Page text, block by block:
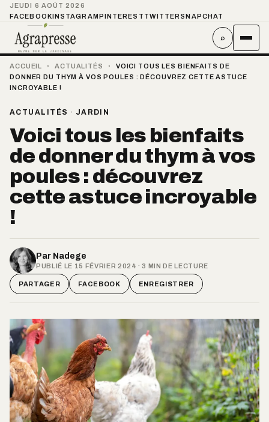
JEUDI 6 AOÛT 2026
FACEBOOKINSTAGRAMPINTEREST TWITTER SNAPCHAT
⌕
ACCUEIL › ACTUALITÉS ›
VOICI TOUS LES BIENFAITS DE
DONNER DU THYM À VOS POULES : DÉCOUVREZ CETTE ASTUCE
INCROYABLE !
ACTUALITÉS · JARDIN
Voici tous les bienfaits
de donner du thym à vos
poules : découvrez
cette astuce incroyable
!
Par Nadege
PUBLIÉ LE 15 FÉVRIER 2024 · 3 MIN DE LECTURE
PARTAGER FACEBOOK ENREGISTRER